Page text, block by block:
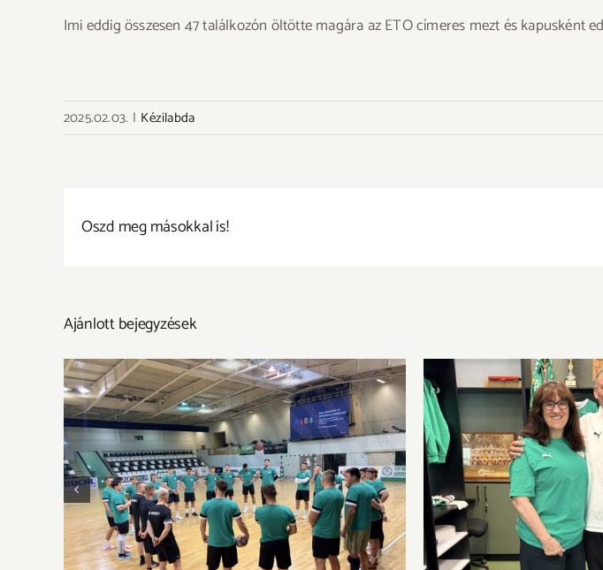
Imi eddig összesen 47 találkozón öltötte magára az ETO címeres mezt és kapusként
2025.02.03. | Kézilabda
Oszd meg másokkal is!
Ajánlott bejegyzések
Új szezon, új kihívások – itt a következő
szezon kerete
Válogatott